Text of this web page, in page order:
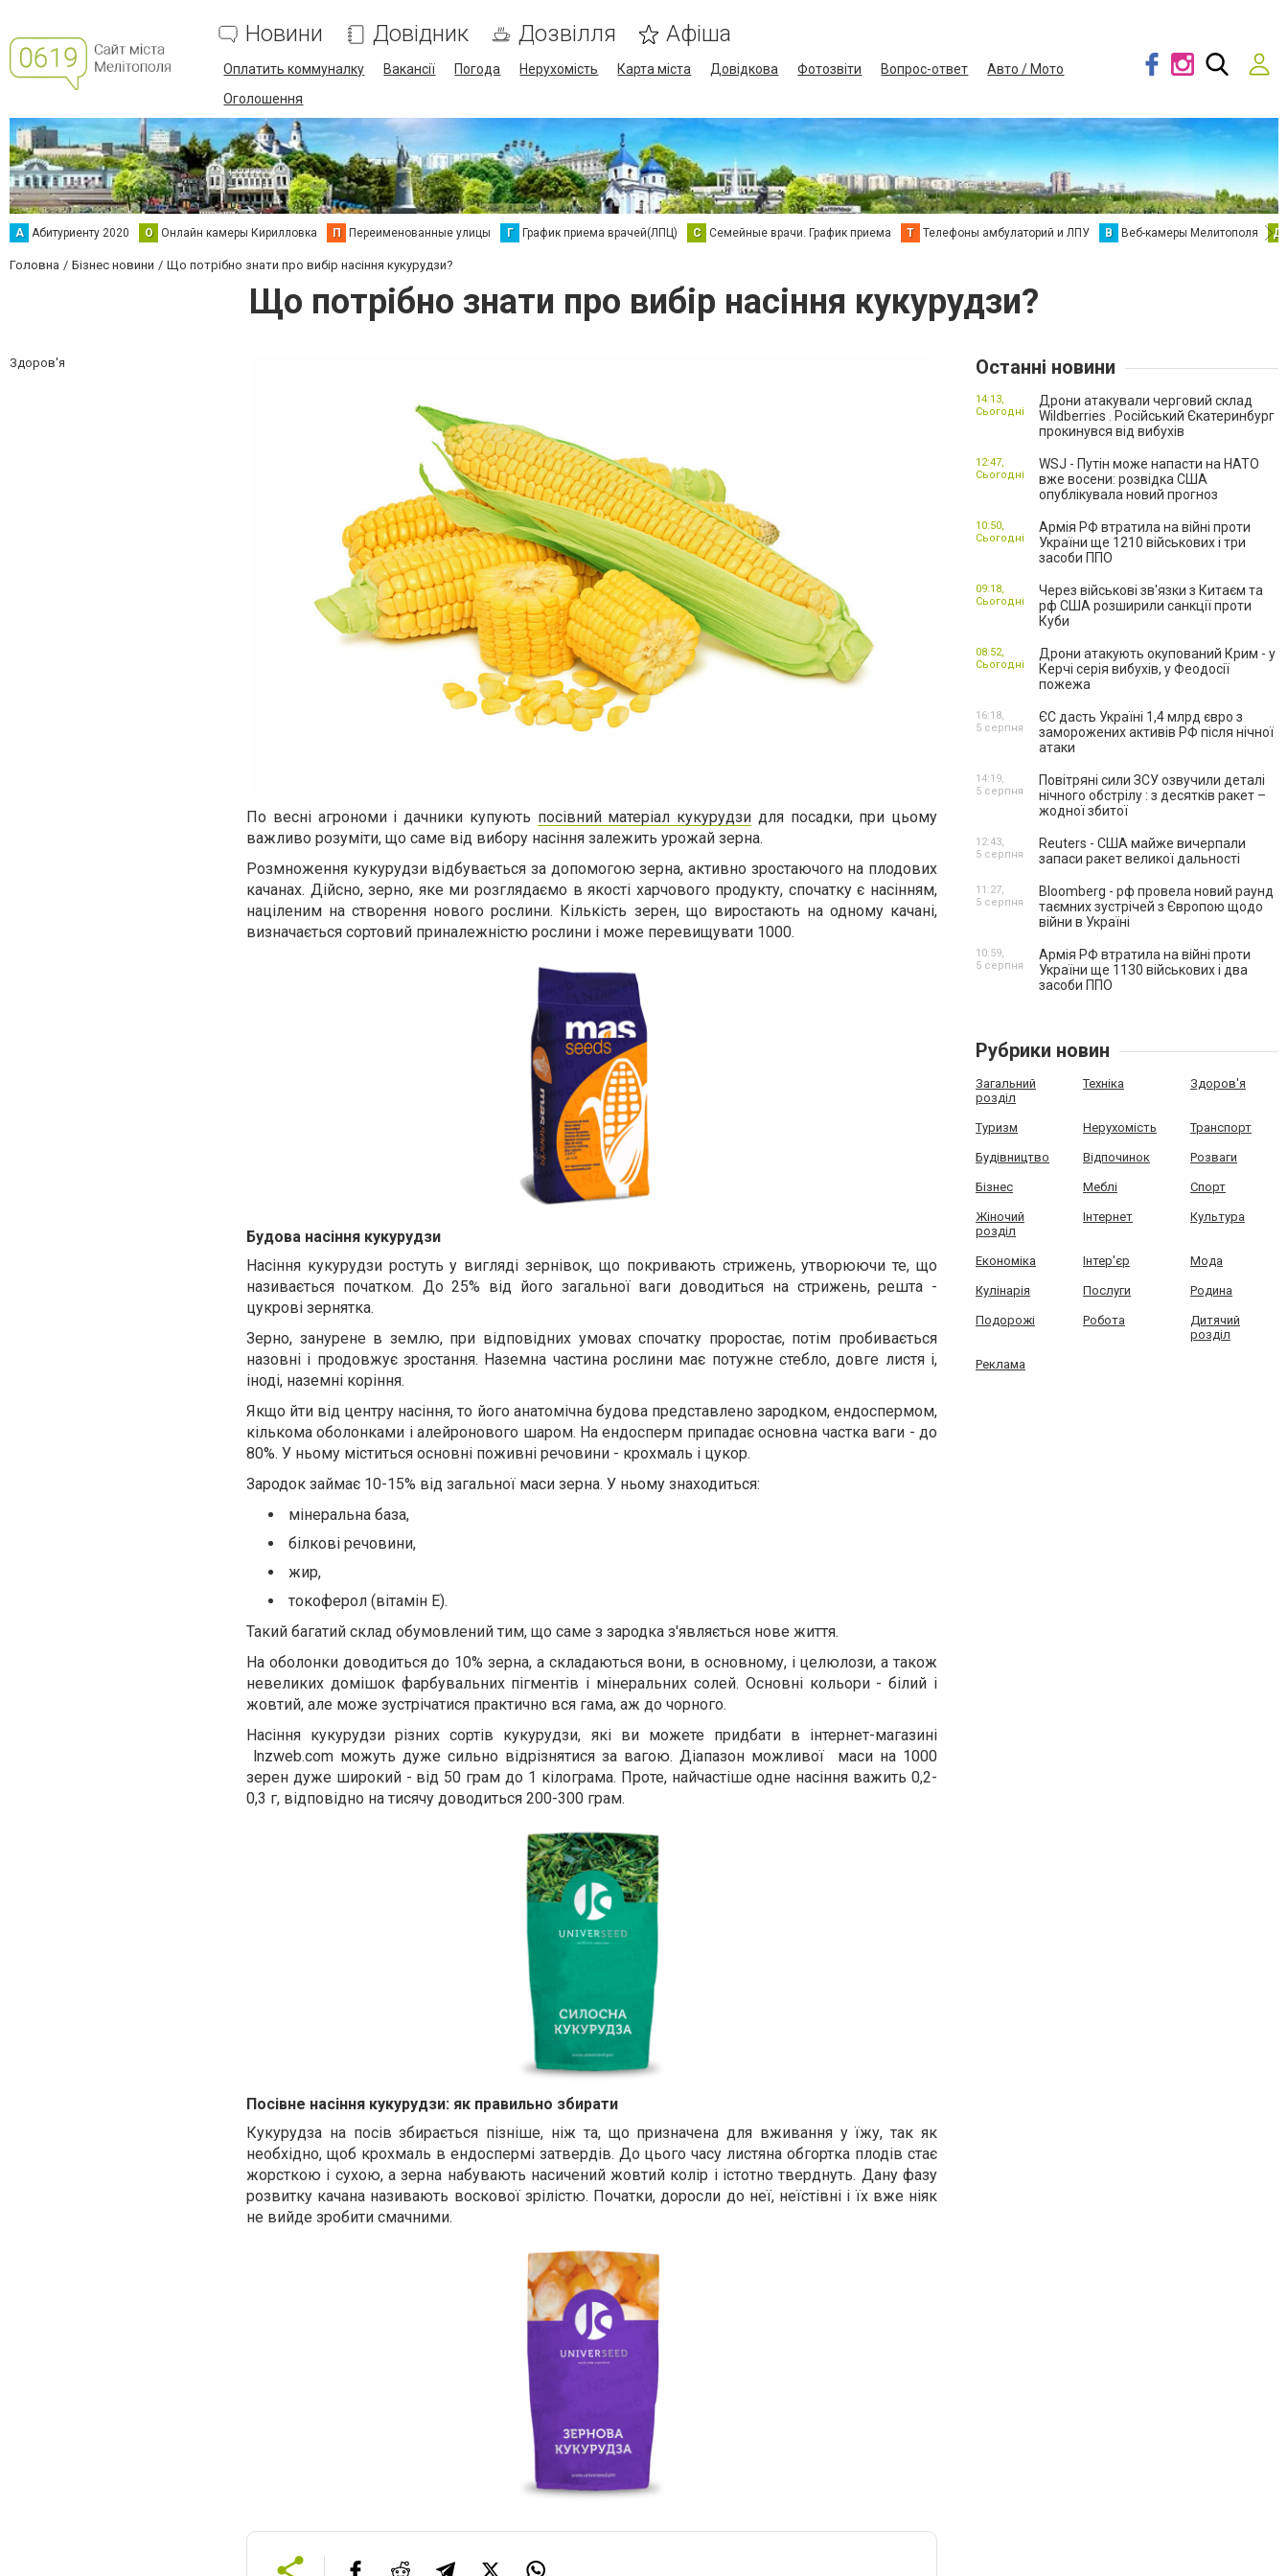
Новини Довідник Дозвілля Афіша
Оплатить коммуналку Вакансії Погода Нерухомість Карта міста Довідкова Фотозвіти Вопрос-ответ
Авто / Мото
Оголошення
А Абитуриенту 2020 О Онлайн камеры Кирилловка П Переименованные улицы Г График приема врачей(ЛПЦ) С Семейные врачи. График приема Т Телефоны амбулаторий и ЛПУ В Веб-камеры Мелитополя Д
Головна Бізнес новини Що потрібно знати про вибір насіння кукурудзи?
Що потрібно знати про вибір насіння кукурудзи?
Здоров'я
По весні агрономи і дачники купують посівний матеріал кукурудзи для посадки, при цьому
важливо розуміти, що саме від вибору насіння залежить урожай зерна.
Розмноження кукурудзи відбувається за допомогою зерна, активно зростаючого на плодових
качанах. Дійсно, зерно, яке ми розглядаємо в якості харчового продукту, спочатку є насінням,
націленим на створення нового рослини. Кількість зерен, що виростають на одному качані,
визначається сортовий приналежністю рослини і може перевищувати 1000.
Будова насіння кукурудзи
Насіння кукурудзи ростуть у вигляді зернівок, що покривають стрижень, утворюючи те, що
називається початком. До 25% від його загальної ваги доводиться на стрижень, решта -
цукрові зернятка.
Зерно, занурене в землю, при відповідних умовах спочатку проростає, потім пробивається
назовні і продовжує зростання. Наземна частина рослини має потужне стебло, довге листя і,
іноді, наземні коріння.
Якщо йти від центру насіння, то його анатомічна будова представлено зародком, ендоспермом,
кількома оболонками і алейронового шаром. На ендосперм припадає основна частка ваги - до
80%. У ньому міститься основні поживні речовини - крохмаль і цукор.
Зародок займає 10-15% від загальної маси зерна. У ньому знаходиться:
мінеральна база,
білкові речовини,
жир,
токоферол (вітамін E).
Такий багатий склад обумовлений тим, що саме з зародка з'являється нове життя.
На оболонки доводиться до 10% зерна, а складаються вони, в основному, і целюлози, а також
невеликих домішок фарбувальних пігментів і мінеральних солей. Основні кольори - білий і
жовтий, але може зустрічатися практично вся гама, аж до чорного.
Насіння кукурудзи різних сортів кукурудзи, які ви можете придбати в інтернет-магазині
lnzweb.com можуть дуже сильно відрізнятися за вагою. Діапазон можливої
маси на 1000
зерен дуже широкий - від 50 грам до 1 кілограма. Проте, найчастіше одне насіння важить 0,2-
0,3 г, відповідно на тисячу доводиться 200-300 грам.
Посівне насіння кукурудзи: як правильно збирати
Кукурудза на посів збирається пізніше, ніж та, що призначена для вживання у їжу, так як
необхідно, щоб крохмаль в ендоспермі затвердів. До цього часу листяна обгортка плодів стає
жорсткою і сухою, а зерна набувають насичений жовтий колір і істотно тверднуть. Дану фазу
розвитку качана називають воскової зрілістю. Початки, доросли до неї, неїстівні і їх вже ніяк
не вийде зробити смачними.
Останні новини
Дрони атакували черговий склад
Wildberries . Російський Єкатеринбург
прокинувся від вибухів
14:13,
Сьогодні
WSJ - Путін може напасти на НАТО
вже восени: розвідка США
опублікувала новий прогноз
12:47,
Сьогодні
Армія РФ втратила на війні проти
України ще 1210 військових і три
засоби ППО
10:50,
Сьогодні
Через військові зв'язки з Китаєм та
рф США розширили санкції проти
Куби
09:18,
Сьогодні
Дрони атакують окупований Крим - у
Керчі серія вибухів, у Феодосії
пожежа
08:52,
Сьогодні
ЄС дасть Україні 1,4 млрд євро з
заморожених активів РФ після нічної
атаки
16:18,
5 серпня
Повітряні сили ЗСУ озвучили деталі
нічного обстрілу : з десятків ракет –
жодної збитої
14:19,
5 серпня
Reuters - США майже вичерпали
запаси ракет великої дальності
12:43,
5 серпня
Bloomberg - рф провела новий раунд
таємних зустрічей з Європою щодо
війни в Україні
11:27,
5 серпня
Армія РФ втратила на війні проти
України ще 1130 військових і два
засоби ППО
10:59,
5 серпня
Рубрики новин
Загальний
розділ
Техніка Здоров'я
Туризм Нерухомість Транспорт
Будівництво Відпочинок Розваги
Бізнес Меблі Спорт
Жіночий
розділ
Інтернет Культура
Економіка Інтер'єр Мода
Кулінарія Послуги Родина
Подорожі Робота
Дитячий
розділ
Реклама